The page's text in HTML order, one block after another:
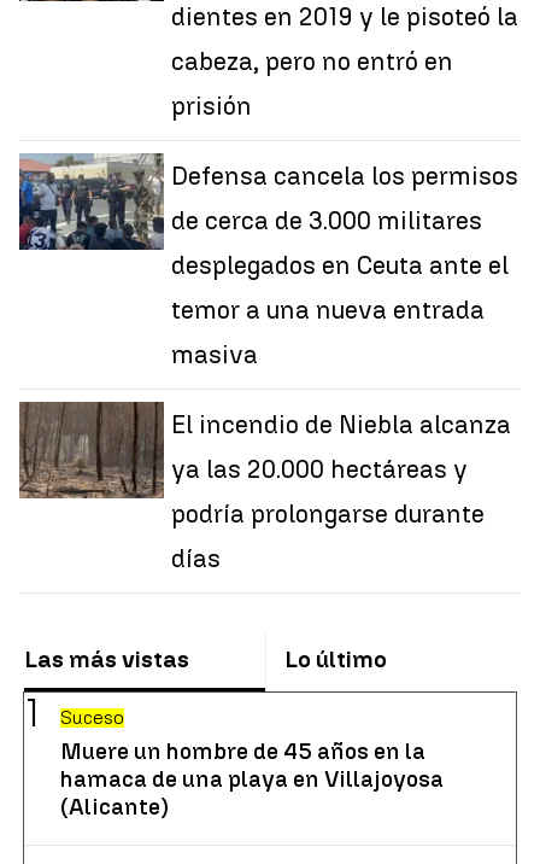
dientes en 2019 y le pisoteó la
cabeza, pero no entró en
prisión
Defensa cancela los permisos
de cerca de 3.000 militares
desplegados en Ceuta ante el
temor a una nueva entrada
masiva
El incendio de Niebla alcanza
ya las 20.000 hectáreas y
podría prolongarse durante
días
Las más vistas Lo último
Suceso
Muere un hombre de 45 años en la
hamaca de una playa en Villajoyosa
(Alicante)